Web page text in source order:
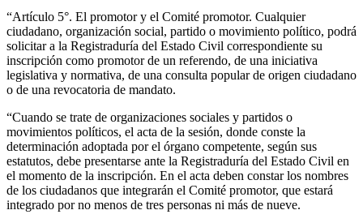
“Artículo 5°. El promotor y el Comité promotor. Cualquier
ciudadano, organización social, partido o movimiento político, podrá
solicitar a la Registraduría del Estado Civil correspondiente su
inscripción como promotor de un referendo, de una iniciativa
legislativa y normativa, de una consulta popular de origen ciudadano
o de una revocatoria de mandato.
“Cuando se trate de organizaciones sociales y partidos o
movimientos políticos, el acta de la sesión, donde conste la
determinación adoptada por el órgano competente, según sus
estatutos, debe presentarse ante la Registraduría del Estado Civil en
el momento de la inscripción. En el acta deben constar los nombres
de los ciudadanos que integrarán el Comité promotor, que estará
integrado por no menos de tres personas ni más de nueve.